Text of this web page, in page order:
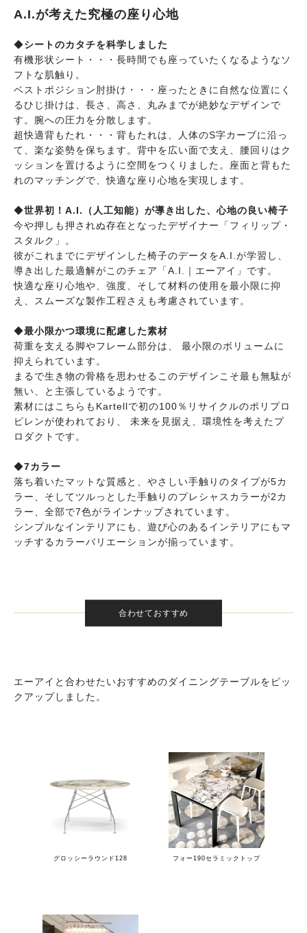
A.I.が考えた究極の座り心地
◆シートのカタチを科学しました
有機形状シート・・・長時間でも座っていたくなるようなソ
フトな肌触り。
ベストポジション肘掛け・・・座ったときに自然な位置にく
るひじ掛けは、長さ、高さ、丸みまでが絶妙なデザインで
す。腕への圧力を分散します。
超快適背もたれ・・・背もたれは、人体のS字カーブに沿っ
て、楽な姿勢を保ちます。背中を広い面で支え、腰回りはク
ッションを置けるように空間をつくりました。座面と背もた
れのマッチングで、快適な座り心地を実現します。
◆世界初！A.I.（人工知能）が導き出した、心地の良い椅子
今や押しも押されぬ存在となったデザイナー「フィリップ・
スタルク」。
彼がこれまでにデザインした椅子のデータをA.I.が学習し、
導き出した最適解がこのチェア「A.I.｜エーアイ」です。
快適な座り心地や、強度、そして材料の使用を最小限に抑
え、スムーズな製作工程さえも考慮されています。
◆最小限かつ環境に配慮した素材
荷重を支える脚やフレーム部分は、 最小限のボリュームに
抑えられています。
まるで生き物の骨格を思わせるこのデザインこそ最も無駄が
無い、と主張しているようです。
素材にはこちらもKartellで初の100％リサイクルのポリプロ
ピレンが使われており、 未来を見据え、環境性を考えたプ
ロダクトです。
◆7カラー
落ち着いたマットな質感と、やさしい手触りのタイプが5カ
ラー、そしてツルっとした手触りのプレシャスカラーが2カ
ラー、全部で7色がラインナップされています。
シンプルなインテリアにも、遊び心のあるインテリアにもマ
ッチするカラーバリエーションが揃っています。
合わせておすすめ
エーアイと合わせたいおすすめのダイニングテーブルをピッ
クアップしました。
グロッシーラウンド128 フォー190セラミックトップ